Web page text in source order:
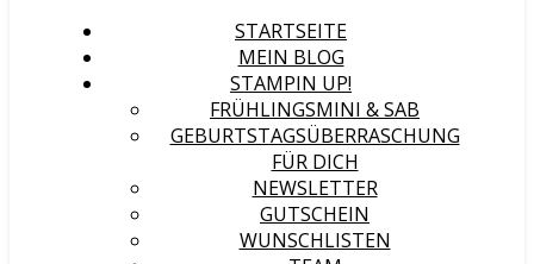
STARTSEITE
MEIN BLOG
STAMPIN UP!
FRÜHLINGSMINI & SAB
GEBURTSTAGSÜBERRASCHUNG
FÜR DICH
NEWSLETTER
GUTSCHEIN
WUNSCHLISTEN